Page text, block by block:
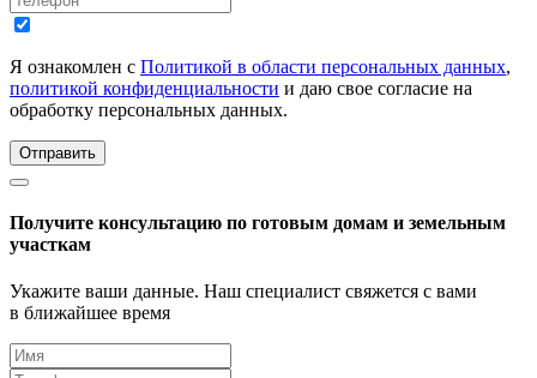
Я ознакомлен с Политикой в области персональных данных,
политикой конфиденциальности и даю свое согласие на
обработку персональных данных.
Отправить
Получите консультацию по готовым домам и земельным
участкам
Укажите ваши данные. Наш специалист свяжется с вами
в ближайшее время